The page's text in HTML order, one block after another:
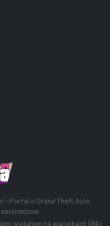
- Portal o Grand Theft Auto.
wydanym na warunkach GNU